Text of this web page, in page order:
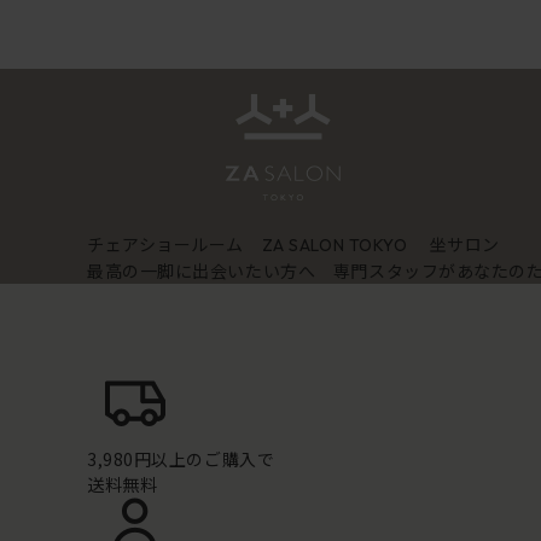
チェアショールーム ZA SALON TOKYO
坐サロン
最高の一脚に出会いたい方へ 専門スタッフがあなたの
3,980円以上のご購入で
送料無料